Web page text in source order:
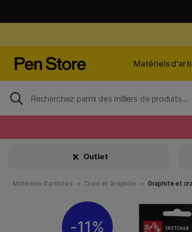
Matériels
Outlet
Matériels d'artistes Craie et Graphite Graphite et
11%